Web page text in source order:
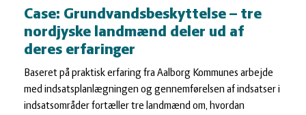
Case: Grundvandsbeskyttelse – tre
nordjyske landmænd deler ud af
deres erfaringer
Baseret på praktisk erfaring fra Aalborg Kommunes arbejde
med indsatsplanlægningen og gennemførelsen af indsatser i
indsatsområder fortæller tre landmænd om, hvordan